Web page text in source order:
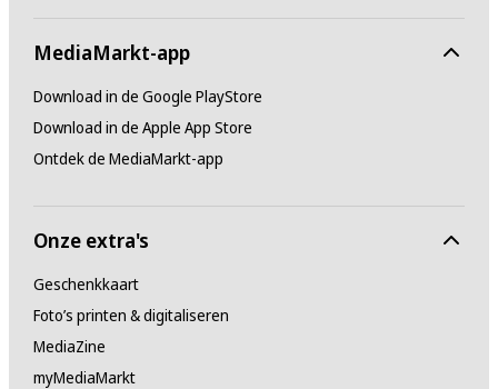
MediaMarkt-app
Download in de Google PlayStore
Download in de Apple App Store
Ontdek de MediaMarkt-app
Onze extra's
Geschenkkaart
Foto’s printen & digitaliseren
MediaZine
myMediaMarkt